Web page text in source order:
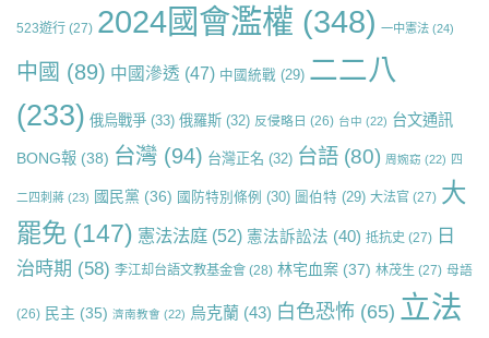
523遊行 (27) 2024國會濫權 (348) 一中憲法 (24)
中國 (89) 中國滲透 (47) 中國統戰 (29) 二二八
(233) 俄烏戰爭 (33) 俄羅斯 (32) 反侵略日 (26) 台中 (22) 台文通訊
BONG報 (38) 台灣 (94) 台灣正名 (32) 台語 (80) 周婉窈 (22) 四
二四刺蔣 (23) 國民黨 (36) 國防特別條例 (30) 圖伯特 (29) 大法官 (27) 大
罷免 (147) 憲法法庭 (52) 憲法訴訟法 (40) 抵抗史 (27) 日
治時期 (58) 李江却台語文教基金會 (28) 林宅血案 (37) 林茂生 (27) 母語
(26) 民主 (35) 濟南教會 (22) 烏克蘭 (43) 白色恐怖 (65) 立法